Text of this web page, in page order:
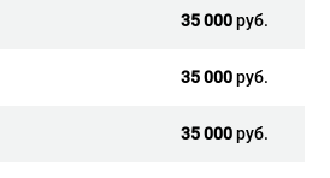
35 000руб.
35 000руб.
35 000руб.